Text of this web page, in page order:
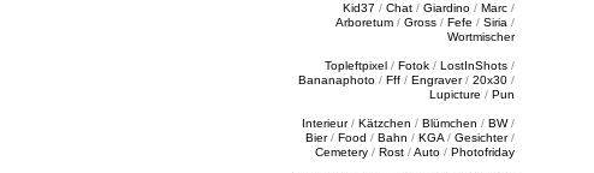
Kid37 / Chat / Giardino / Marc /
Arboretum / Gross / Fefe / Siria /
Wortmischer
Topleftpixel / Fotok / LostInShots /
Bananaphoto / Fff / Engraver/ 20x30 /
Lupicture / Pun
Interieur/ Kätzchen / Blümchen / BW/
Bier/ Food / Bahn / KGA / Gesichter/
Cemetery / Rost /Auto / Photofriday